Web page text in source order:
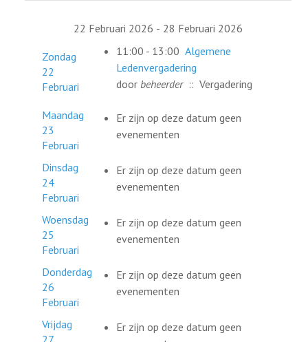
22 Februari 2026 - 28 Februari 2026
Zondag
22
Februari
11:00 - 13:00 Algemene
Ledenvergadering
doorbeheerder:: Vergadering
Maandag
23
Februari
Er zijn op deze datum geen
evenementen
Dinsdag
24
Februari
Er zijn op deze datum geen
evenementen
Woensdag
25
Februari
Er zijn op deze datum geen
evenementen
Donderdag
26
Februari
Er zijn op deze datum geen
evenementen
Vrijdag
27
Er zijn op deze datum geen